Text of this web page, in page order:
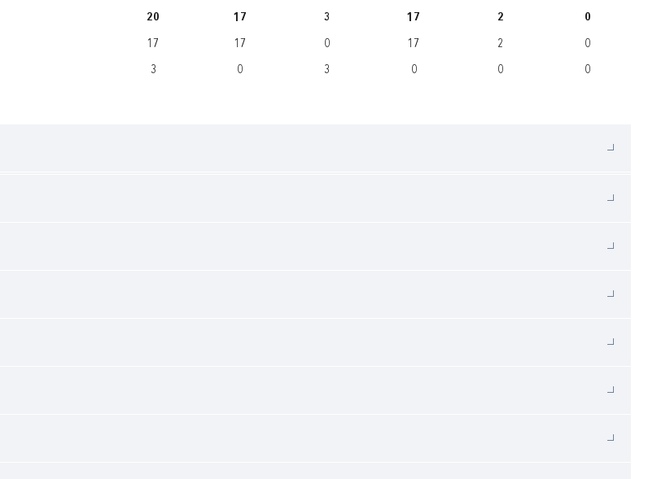
20 17 3 17 2 0
17 17 0 17 2 0
3 0 3 0 0 0